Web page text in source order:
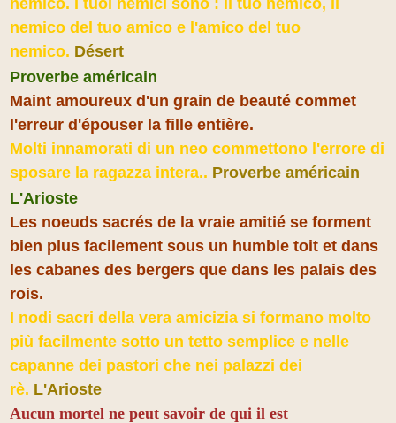
nemico del tuo amico e l'amico del tuo
nemico. Désert
Proverbe américain
Maint amoureux d'un grain de beauté commet
l'erreur d'épouser la fille entière.
Molti innamorati di un neo commettono l'errore di
sposare la ragazza intera.. Proverbe américain
L'Arioste
Les noeuds sacrés de la vraie amitié se forment
bien plus facilement sous un humble toit et dans
les cabanes des bergers que dans les palais des
rois.
I nodi sacri della vera amicizia si formano molto
più facilmente sotto un tetto semplice e nelle
capanne dei pastori che nei palazzi dei
rè. L'Arioste
Aucun mortel ne peut savoir de qui il est